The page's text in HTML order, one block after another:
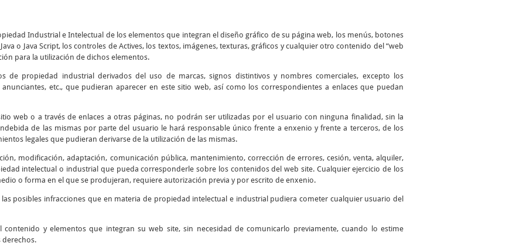
Industrial e Intelectual de los elementos que integran el diseño gráfico de su página web, los menús, botones
o Java Script, los controles de Actives, los textos, imágenes, texturas, gráficos y cualquier otro contenido del “web
para la utilización de dichos elementos.
de propiedad industrial derivados del uso de marcas, signos distintivos y nombres comerciales, excepto los
etc., que pudieran aparecer en este sitio web, así como los correspondientes a enlaces que puedan
web o a través de enlaces a otras páginas, no podrán ser utilizadas por el usuario con ninguna finalidad, sin la
de las mismas por parte del usuario le hará responsable único frente a enxenio y frente a terceros, de los
legales que pudieran derivarse de la utilización de las mismas.
modificación, adaptación, comunicación pública, mantenimiento, corrección de errores, cesión, venta, alquiler,
intelectual o industrial que pueda corresponderle sobre los contenidos del web site. Cualquier ejercicio de los
o forma en el que se produjeran, requiere autorización previa y por escrito de enxenio.
posibles infracciones que en materia de propiedad intelectual e industrial pudiera cometer cualquier usuario del
contenido y elementos que integran su web site, sin necesidad de comunicarlo previamente, cuando lo estime
derechos.